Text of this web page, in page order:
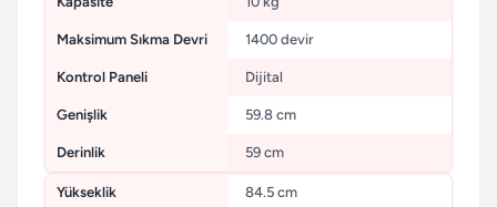
Maksimum Sıkma Devri 1400 devir
Kontrol Paneli Dijital
Genişlik 59.8 cm
Derinlik 59 cm
Yükseklik 84.5 cm